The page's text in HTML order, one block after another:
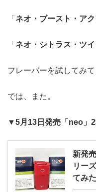
「 ネオ・ブースト・ア
「 ネオ・シトラス・ツ
フレーバーを試してみて
では、また。
▼5月13日発売「neo」
新発
リー
てみた